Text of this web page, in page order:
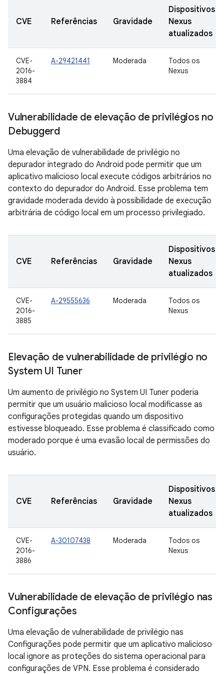
CVE Referências Gravidade
Dispositivos
Nexus
atualizados
CVE-
2016-
3884
A-29421441 Moderada
Todos os
Nexus
Vulnerabilidade de elevação de privilégios no
Debuggerd
Uma elevação de vulnerabilidade de privilégio no
depurador integrado do Android pode permitir que um
aplicativo malicioso local execute códigos arbitrários no
contexto do depurador do Android. Esse problema tem
gravidade moderada devido à possibilidade de execução
arbitrária de código local em um processo privilegiado.
CVE Referências Gravidade
Dispositivos
Nexus
atualizados
CVE-
2016-
3885
A-29555636 Moderada
Todos os
Nexus
Elevação de vulnerabilidade de privilégio no
System UI Tuner
Um aumento de privilégio no System UI Tuner poderia
permitir que um usuário malicioso local modificasse as
configurações protegidas quando um dispositivo
estivesse bloqueado. Esse problema é classificado como
moderado porque é uma evasão local de permissões do
usuário.
CVE Referências Gravidade
Dispositivos
Nexus
atualizados
CVE-
2016-
3886
A-30107438 Moderada
Todos os
Nexus
Vulnerabilidade de elevação de privilégio nas
Configurações
Uma elevação de vulnerabilidade de privilégio nas
Configurações pode permitir que um aplicativo malicioso
local ignore as proteções do sistema operacional para
configurações de VPN. Esse problema é considerado